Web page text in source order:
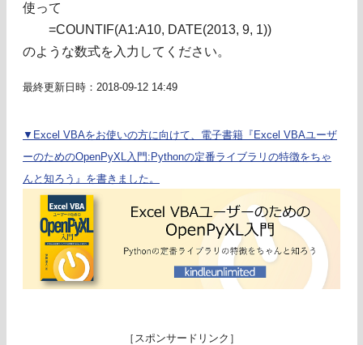
使って
=COUNTIF(A1:A10, DATE(2013, 9, 1))
のような数式を入力してください。
最終更新日時：2018-09-12 14:49
▼Excel VBAをお使いの方に向けて、電子書籍『Excel VBAユーザ
ーのためのOpenPyXL入門:Pythonの定番ライブラリの特徴をちゃ
んと知ろう』を書きました。
［スポンサードリンク］